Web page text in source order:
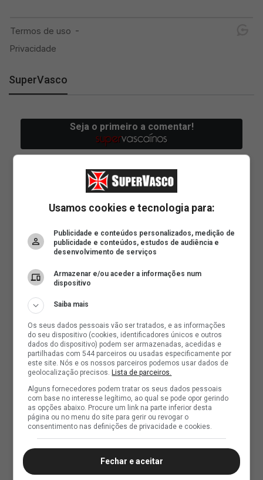
SuperVasco
Usamos cookies e tecnologia para:
Publicidade e conteúdos personalizados, medição de
publicidade e conteúdos, estudos de audiência e
desenvolvimento de serviços
Armazenar e/ou aceder a informações num
dispositivo
Saiba mais
Os seus dados pessoais vão ser tratados, e as informações
do seu dispositivo (cookies, identificadores únicos e outros
dados do dispositivo) podem ser armazenadas, acedidas e
partilhadas com 544 parceiros ou usadas especificamente por
este site. Nós e os nossos parceiros podemos usar dados de
geolocalização precisos. Lista de parceiros.
Alguns fornecedores podem tratar os seus dados pessoais
com base no interesse legítimo, ao qual se pode opor gerindo
as opções abaixo. Procure um link na parte inferior desta
página ou no menu do site para gerir ou revogar o
consentimento nas definições de privacidade e cookies.
Fechar e aceitar